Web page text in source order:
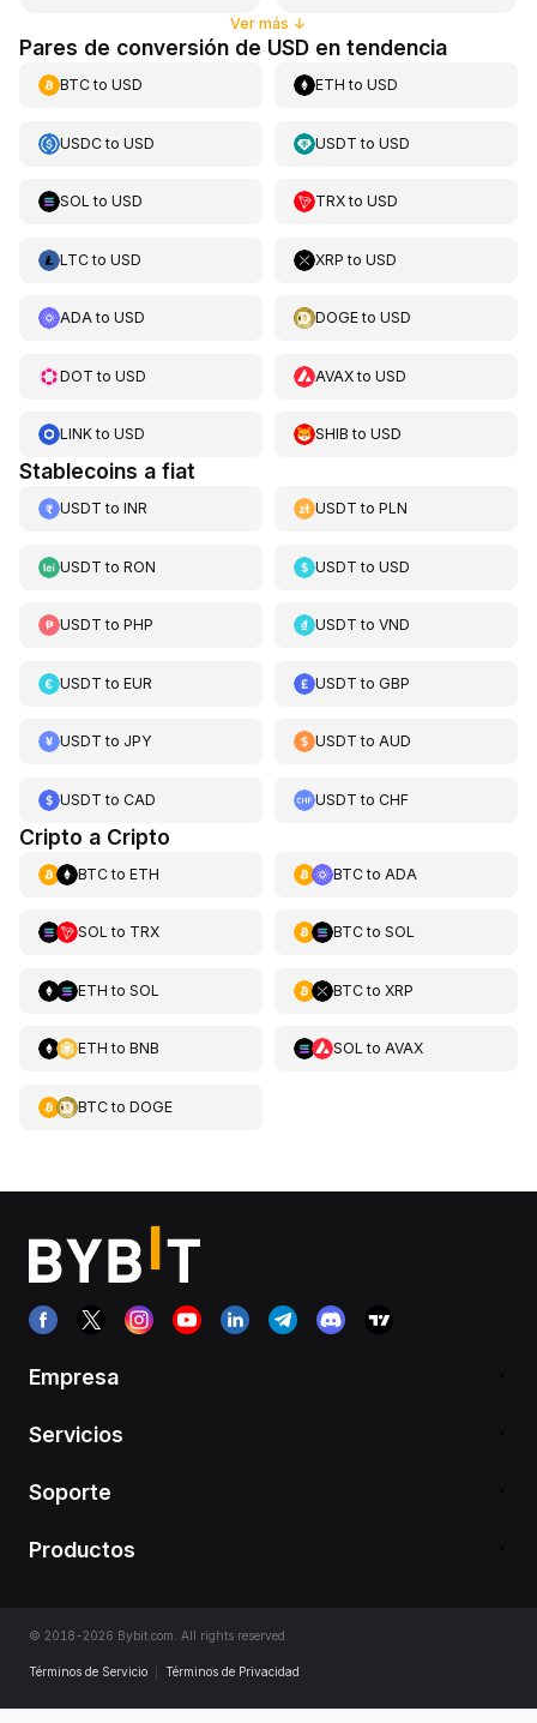
Ver más ↓
Pares de conversión de USD en tendencia
BTCto USD ETH toUSD
USDCto USD USDT toUSD
SOL to USD TRXtoUSD
LTCto USD XRP toUSD
ADAto USD DOGEtoUSD
DOT to USD AVAXtoUSD
LINKto USD SHIB toUSD
Stablecoins a fiat
USDT to INR USDT toPLN
USDT to RON USDT toUSD
USDT to PHP USDT toVND
USDT to EUR USDT toGBP
USDT to JPY USDT toAUD
USDT to CAD USDT toCHF
Cripto a Cripto
BTCto ETH BTCto ADA
SOL to TRX BTCto SOL
ETH to SOL BTCto XRP
ETH to BNB SOL to AVAX
BTCto DOGE
Empresa
Servicios
Soporte
Productos
© 2018-2026 Bybit.com. All rights reserved.
Términos de Servicio Términos de Privacidad